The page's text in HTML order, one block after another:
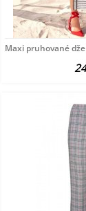
Maxi pruhované